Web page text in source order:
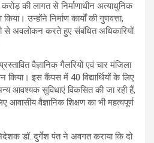
की लागत से निर्माणाधीन अत्याधुनिक
उन्होंने निर्माण कार्यों की गुणवत्ता,
से अवलोकन करते हुए संबंधित अधिकारियों
वैज्ञानिक गैलरियों एवं चार मंजिला
इस कैंपस में 40 विद्यार्थियों के लिए
आवश्यक सुविधाएं विकसित की जा रही हैं,
आवासीय वैज्ञानिक शिक्षण का भी महत्वपूर्ण
डॉ. दुर्गेश पंत ने अवगत कराया कि दो